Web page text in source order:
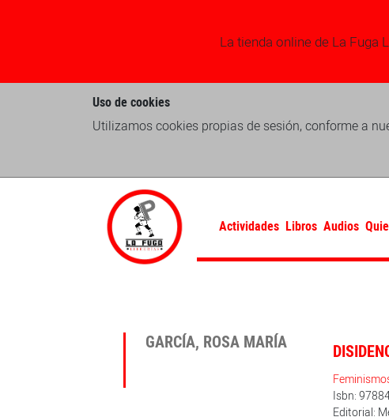
La tienda online de La Fuga
Uso de cookies
Utilizamos cookies propias de sesión, conforme a
Actividades Libros Audios
GARCÍA, ROSA MARÍA
Isbn:
Editorial: